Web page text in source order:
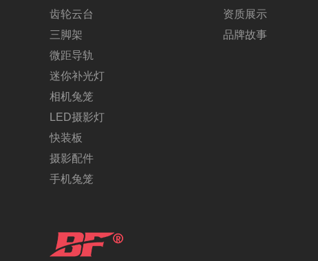
齿轮云台
三脚架
微距导轨
迷你补光灯
相机兔笼
LED摄影灯
快装板
摄影配件
手机兔笼
资质展示
品牌故事